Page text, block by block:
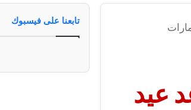
عيد
تابعنا على فيسبوك